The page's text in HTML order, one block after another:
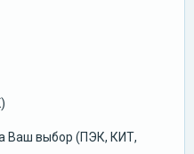
)
Ваш выбор (ПЭК, КИТ,